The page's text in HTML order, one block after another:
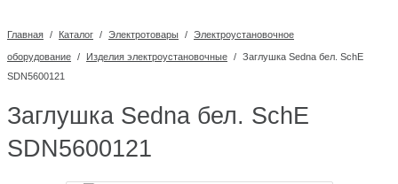
Главная / Каталог / Электротовары / Электроустановочное
оборудование / Изделия электроустановочные / Заглушка Sedna бел. SchE
SDN5600121
Заглушка Sedna бел. SchE
SDN5600121